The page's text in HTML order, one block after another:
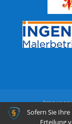
Sofern Sie
Erteilung